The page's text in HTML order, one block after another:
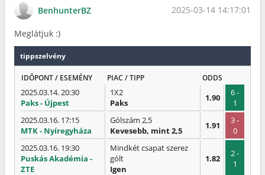
BenhunterBZ 2025-03-14 14:17:01
Meglátjuk :)
tippszelvény
IDŐPONT / ESEMÉNY PIAC / TIPP ODDS
2025.03.14. 20:30
Paks - Újpest
1X2
Paks
1.90
6 -
1
2025.03.16. 17:15
MTK - Nyíregyháza
Gólszám 2,5
Kevesebb, mint 2,5
1.91
3 -
0
2025.03.16. 19:30
Puskás Akadémia -
ZTE
Mindkét csapat szerez
gólt
Igen
1.82
2 -
1